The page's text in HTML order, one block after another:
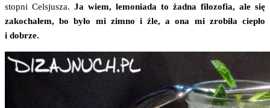
stop­ni Cel­sju­sza. Ja wiem, lemo­nia­da to żad­na filo­zo­fia, ale się
zako­cha­łem, bo było mi zim­no i źle, a ona mi zro­bi­ła cie­pło
i dobrze.